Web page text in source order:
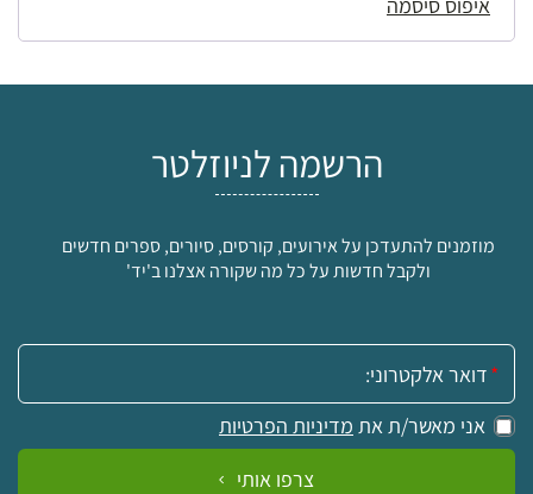
הרשמה לניוזלטר
מוזמנים להתעדכן על אירועים, קורסים, סיורים, ספרים חדשים
ולקבל חדשות על כל מה שקורה אצלנו ב'יד'
אימייל:
אני מאשר/ת את מדיניות הפרטיות
צרפו אותי